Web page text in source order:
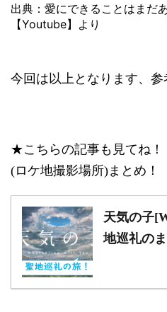
出典：愛にできることはまだ
【Youtube】より
今回は以上となります、参
★こちらの記事も見てね
(ロケ地撮影場所)まとめ！
天気の子
地巡礼のま